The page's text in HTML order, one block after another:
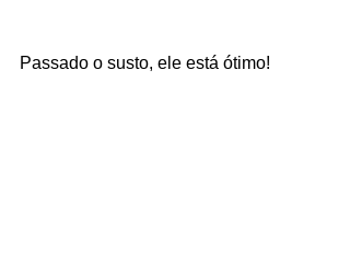
Passado o susto, ele está ótimo!